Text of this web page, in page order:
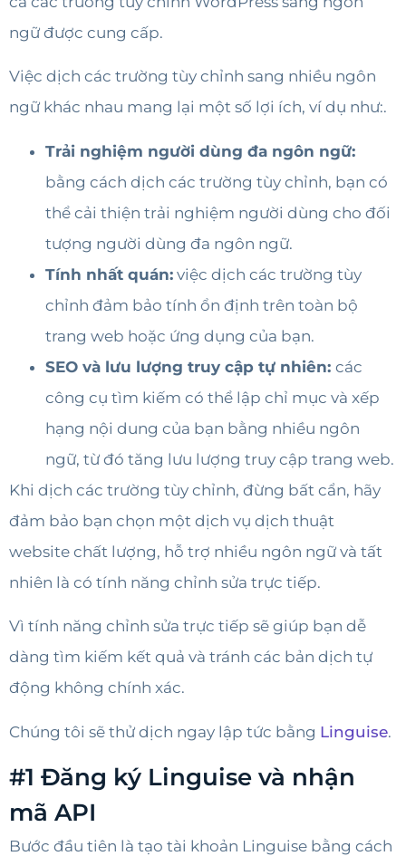
ngữ được cung cấp.
Việc dịch các trường tùy chỉnh sang nhiều ngôn
ngữ khác nhau mang lại một số lợi ích, ví dụ như:.
Trải nghiệm người dùng đa ngôn ngữ:
bằng cách dịch các trường tùy chỉnh, bạn có
thể cải thiện trải nghiệm người dùng cho đối
tượng người dùng đa ngôn ngữ.
Tính nhất quán: việc dịch các trường tùy
chỉnh đảm bảo tính ổn định trên toàn bộ
trang web hoặc ứng dụng của bạn.
SEO và lưu lượng truy cập tự nhiên: các
công cụ tìm kiếm có thể lập chỉ mục và xếp
hạng nội dung của bạn bằng nhiều ngôn
ngữ, từ đó tăng lưu lượng truy cập trang web.
Khi dịch các trường tùy chỉnh, đừng bất cẩn, hãy
đảm bảo bạn chọn một dịch vụ dịch thuật
website chất lượng, hỗ trợ nhiều ngôn ngữ và tất
nhiên là có tính năng chỉnh sửa trực tiếp.
Vì tính năng chỉnh sửa trực tiếp sẽ giúp bạn dễ
dàng tìm kiếm kết quả và tránh các bản dịch tự
động không chính xác.
Chúng tôi sẽ thử dịch ngay lập tức bằng Linguise.
#1 Đăng ký Linguise và nhận
mã API
Bước đầu tiên là tạo tài khoản Linguise bằng cách